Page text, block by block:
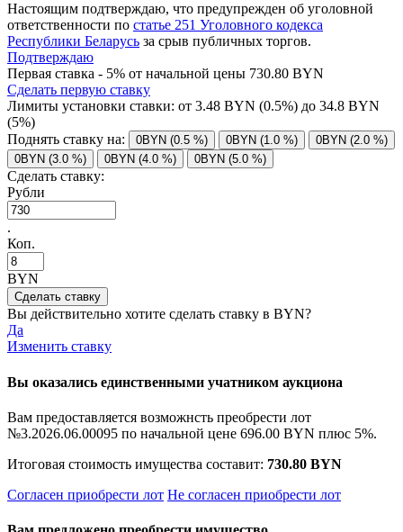
Настоящим подтверждаю, что предупрежден об уголовной
ответственности по статье 251 Уголовного кодекса
Республики Беларусь за срыв публичных торгов.
Подтверждаю
Первая ставка - 5% от начальной цены 730.80 BYN
Сделать первую ставку
Лимиты установки ставки: от 3.48 BYN (0.5%) до 34.8 BYN
(5%)
Поднять ставку на:
0BYN (0.5 %) 0BYN (1.0 %)
0BYN (2.0 %)
0BYN (3.0 %)
0BYN (4.0 %) 0BYN (5.0 %)
Сделать ставку:
Рубли
.
Коп.
BYN
Вы действительно хотите сделать ставку в BYN?
Да
Изменить ставку
Вы оказались единственными учатником аукциона
Вам предоставляется возможнсть преобрести лот
№3.2026.06.00095 по начальной цене 696.00 BYN плюс 5%.
Итоговая стоимость имущества составит: 730.80 BYN
Согласен приобрести лот Не согласен приобрести лот